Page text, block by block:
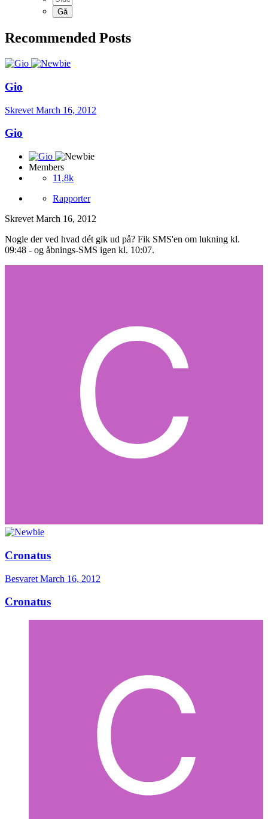
Recommended Posts
Gio
Skrevet March 16, 2012
Gio
Members
11,8k
Rapporter
Skrevet March 16, 2012
Nogle der ved hvad dét gik ud på? Fik SMS'en om lukning kl.
09:48 - og åbnings-SMS igen kl. 10:07.
Cronatus
Besvaret March 16, 2012
Cronatus